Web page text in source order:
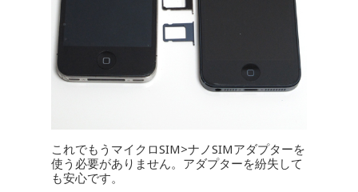
これでもうマイクロSIM>ナノSIMアダプターを
使う必要がありません。アダプターを紛失して
も安心です。